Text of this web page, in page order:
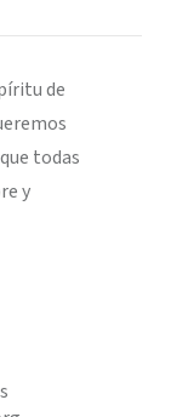
de
todas
y